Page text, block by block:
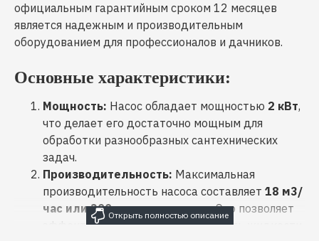
официальным гарантийным сроком 12 месяцев
является надежным и производительным
оборудованием для профессионалов и дачников.
Основные характеристики:
Мощность: Насос обладает мощностью 2 кВт,
что делает его достаточно мощным для
обработки разнообразных сантехнических
задач.
Производительность: Максимальная
производительность насоса составляет 18 м3/
час или 300 литров в минуту. Это позволяет
эффективно и быстро перекачивать жидкости.